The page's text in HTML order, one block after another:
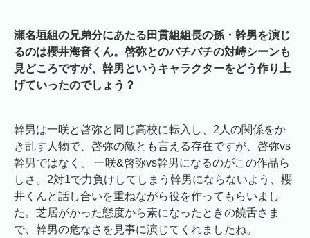
瀬名垣組の兄弟分にあたる田貫組組長の孫・幹男を演じ
るのは櫻井海音くん。啓弥とのバチバチの対峙シーンも
見どころですが、幹男というキャラクターをどう作り上
げていったのでしょう？
幹男は一咲と啓弥と同じ高校に転入し、2人の関係をか
き乱す人物で、啓弥の敵とも言える存在ですが、啓弥vs
幹男ではなく、 一咲&啓弥vs幹男になるのがこの作品ら
しさ。2対1で力負けしてしまう幹男にならないよう、櫻
井くんと話し合いを重ねながら役を作ってもらいまし
た。芝居がかった態度から素になったときの饒舌さま
で、幹男の危なさを見事に演じてくれましたね。